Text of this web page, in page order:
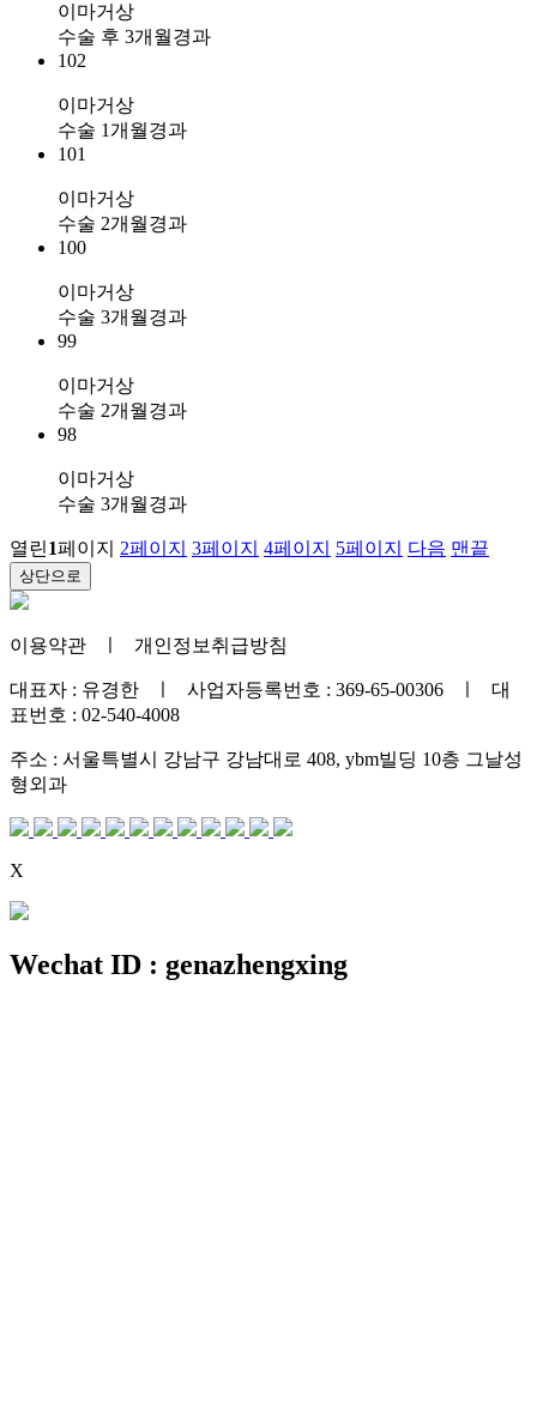
이마거상
수술 후 3개월경과
102
이마거상
수술 1개월경과
101
이마거상
수술 2개월경과
100
이마거상
수술 3개월경과
99
이마거상
수술 2개월경과
98
이마거상
수술 3개월경과
열린1페이지 2페이지 3페이지 4페이지 5페이지 다음 맨끝
상단으로
이용약관 개인정보취급방침
대표자 : 유경한 ㅣ 사업자등록번호 : 369-65-00306 ㅣ 대
표번호 : 02-540-4008
주소 : 서울특별시 강남구 강남대로 408, ybm빌딩 10층 그날성
형외과
X
Wechat ID : genazhengxing